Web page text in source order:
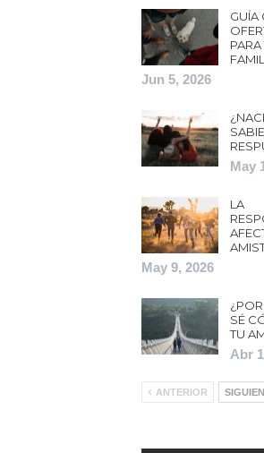
GUÍA
Jun 5, 2026
May
LA
May 9, 2026
SÉ
TU
Abr
ANTERIOR